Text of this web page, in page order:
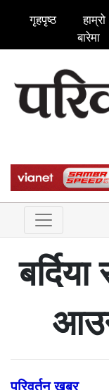
गृहपृष्ठ
हाम्रो
बारेमा
परिवर्तन खबर